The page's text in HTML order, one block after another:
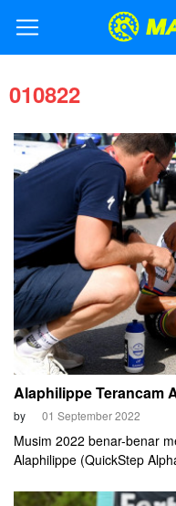
010822
Alaphilippe Terancam
by 01 September 2022
Musim 2022 benar-benar
Alaphilippe (QuickStep